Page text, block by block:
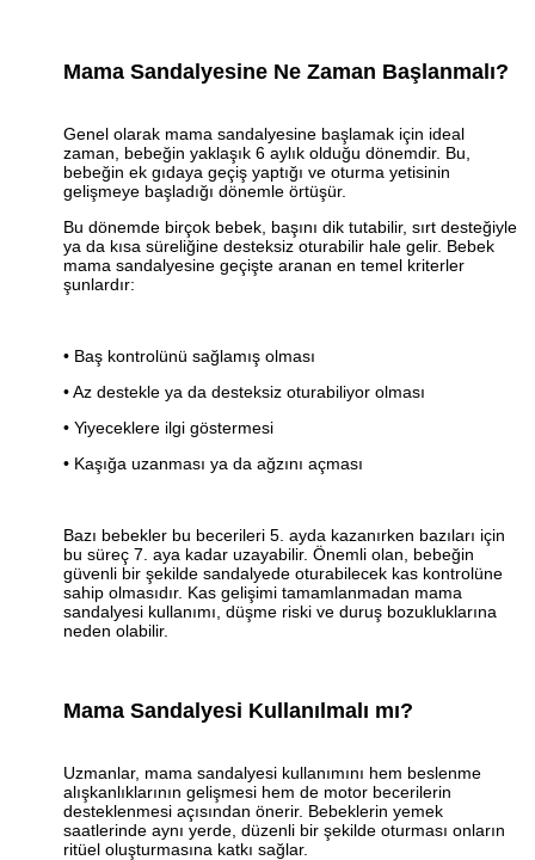
Mama Sandalyesine Ne Zaman Başlanmalı?
Genel olarak mama sandalyesine başlamak için ideal
zaman, bebeğin yaklaşık 6 aylık olduğu dönemdir. Bu,
bebeğin ek gıdaya geçiş yaptığı ve oturma yetisinin
gelişmeye başladığı dönemle örtüşür.
Bu dönemde birçok bebek, başını dik tutabilir, sırt desteğiyle
ya da kısa süreliğine desteksiz oturabilir hale gelir. Bebek
mama sandalyesine geçişte aranan en temel kriterler
şunlardır:
• Baş kontrolünü sağlamış olması
• Az destekle ya da desteksiz oturabiliyor olması
• Yiyeceklere ilgi göstermesi
• Kaşığa uzanması ya da ağzını açması
Bazı bebekler bu becerileri 5. ayda kazanırken bazıları için
bu süreç 7. aya kadar uzayabilir. Önemli olan, bebeğin
güvenli bir şekilde sandalyede oturabilecek kas kontrolüne
sahip olmasıdır. Kas gelişimi tamamlanmadan mama
sandalyesi kullanımı, düşme riski ve duruş bozukluklarına
neden olabilir.
Mama Sandalyesi Kullanılmalı mı?
Uzmanlar, mama sandalyesi kullanımını hem beslenme
alışkanlıklarının gelişmesi hem de motor becerilerin
desteklenmesi açısından önerir. Bebeklerin yemek
saatlerinde aynı yerde, düzenli bir şekilde oturması onların
ritüel oluşturmasına katkı sağlar.